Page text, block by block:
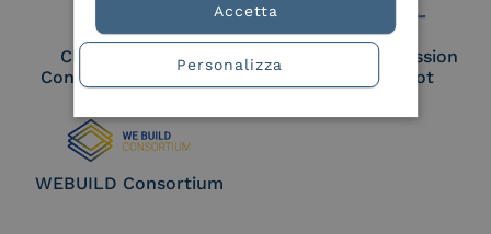
Cloud Signature
Consortium Member
European Commission
Large Scale Pilot
WEBUILD Consortium
Accetta
Personalizza